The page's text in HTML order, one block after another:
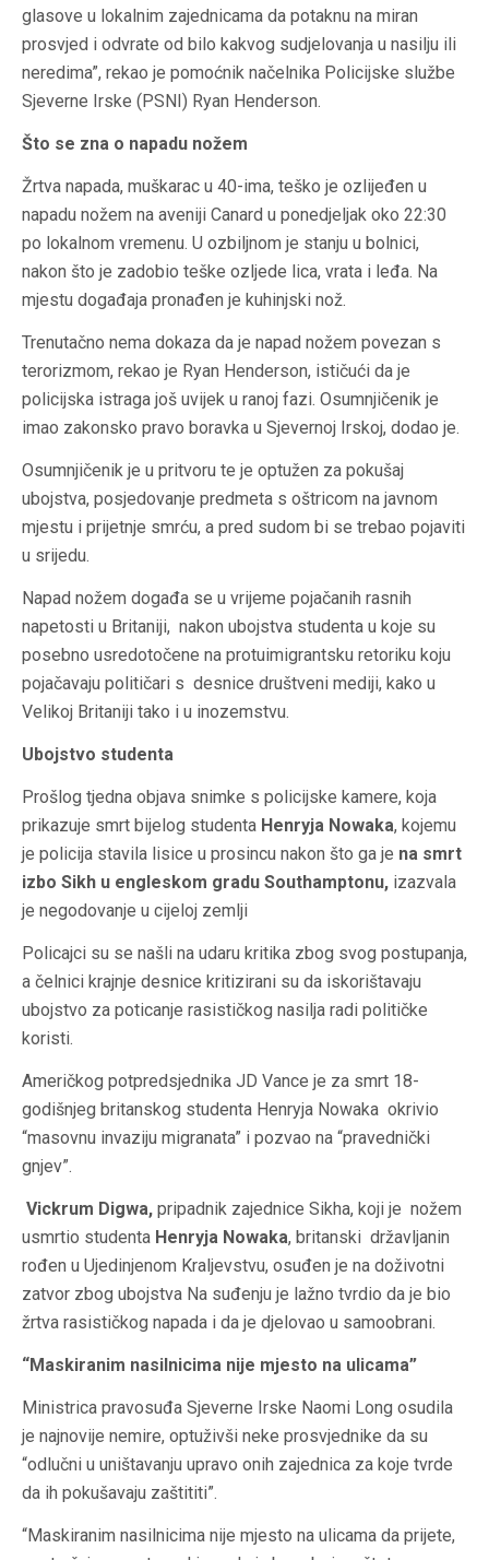
glasove u lokalnim zajednicama da potaknu na miran
prosvjed i odvrate od bilo kakvog sudjelovanja u nasilju ili
neredima”, rekao je pomoćnik načelnika Policijske službe
Sjeverne Irske (PSNI) Ryan Henderson.
Što se zna o napadu nožem
Žrtva napada, muškarac u 40-ima, teško je ozlijeđen u
napadu nožem na aveniji Canard u ponedjeljak oko 22:30
po lokalnom vremenu. U ozbiljnom je stanju u bolnici,
nakon što je zadobio teške ozljede lica, vrata i leđa. Na
mjestu događaja pronađen je kuhinjski nož.
Trenutačno nema dokaza da je napad nožem povezan s
terorizmom, rekao je Ryan Henderson, ističući da je
policijska istraga još uvijek u ranoj fazi. Osumnjičenik je
imao zakonsko pravo boravka u Sjevernoj Irskoj, dodao je.
Osumnjičenik je u pritvoru te je optužen za pokušaj
ubojstva, posjedovanje predmeta s oštricom na javnom
mjestu i prijetnje smrću, a pred sudom bi se trebao pojaviti
u srijedu.
Napad nožem događa se u vrijeme pojačanih rasnih
napetosti u Britaniji, nakon ubojstva studenta u koje su
posebno usredotočene na protuimigrantsku retoriku koju
pojačavaju političari s desnice društveni mediji, kako u
Velikoj Britaniji tako i u inozemstvu.
Ubojstvo studenta
Prošlog tjedna objava snimke s policijske kamere, koja
prikazuje smrt bijelog studenta Henryja Nowaka, kojemu
je policija stavila lisice u prosincu nakon što ga je na smrt
izbo Sikh u engleskom gradu Southamptonu, izazvala
je negodovanje u cijeloj zemlji
Policajci su se našli na udaru kritika zbog svog postupanja,
a čelnici krajnje desnice kritizirani su da iskorištavaju
ubojstvo za poticanje rasističkog nasilja radi političke
koristi.
Američkog potpredsjednika JD Vance je za smrt 18-
godišnjeg britanskog studenta Henryja Nowaka okrivio
“masovnu invaziju migranata” i pozvao na “pravednički
gnjev”.
Vickrum Digwa, pripadnik zajednice Sikha, koji je nožem
usmrtio studenta Henryja Nowaka, britanski državljanin
rođen u Ujedinjenom Kraljevstvu, osuđen je na doživotni
zatvor zbog ubojstva Na suđenju je lažno tvrdio da je bio
žrtva rasističkog napada i da je djelovao u samoobrani.
“Maskiranim nasilnicima nije mjesto na ulicama”
Ministrica pravosuđa Sjeverne Irske Naomi Long osudila
je najnovije nemire, optuživši neke prosvjednike da su
“odlučni u uništavanju upravo onih zajednica za koje tvrde
da ih pokušavaju zaštititi”.
“Maskiranim nasilnicima nije mjesto na ulicama da prijete,